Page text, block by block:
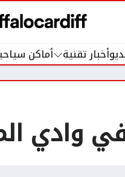
أخبار تقنية أماكن
وادي